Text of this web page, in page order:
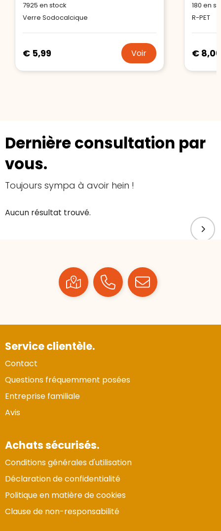
7925 en stock
Verre Sodocalcique
€ 5,99 Voir
180 en
R-PET
€ 8,06
Dernière consultation par
vous.
Toujours sympa à avoir hein !
Aucun résultat trouvé.
Service clientèle.
Contact
Questions fréquemment posées
Entreprise familiale
Avis
Achats sécurisés.
Conditions générales d'utilisation
Déclaration de confidentialité
Politique en matière de cookies
Clause de non-responsabilité